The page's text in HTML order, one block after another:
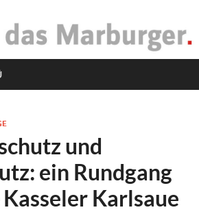
und
ein Rundgang
Karlsaue